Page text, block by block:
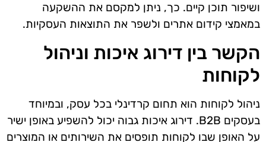
ושיפור תוכן קיים. כך, ניתן למקסם את ההשקעה
במאמצי קידום אתרים ולשפר את התוצאות העסקיות.
הקשר בין דירוג איכות וניהול
לקוחות
ניהול לקוחות הוא תחום קרדינלי בכל עסק, ובמיוחד
בעסקים B2B. דירוג איכות גבוה יכול להשפיע באופן ישיר
על האופן שבו לקוחות תופסים את השירותים או המוצרים